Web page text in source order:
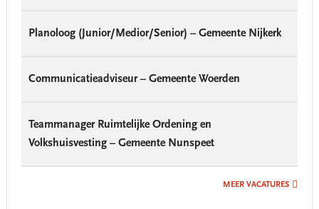
Planoloog (Junior/Medior/Senior) – Gemeente Nijkerk
Communicatieadviseur – Gemeente Woerden
Teammanager Ruimtelijke Ordening en
Volkshuisvesting – Gemeente Nunspeet
MEER VACATURES